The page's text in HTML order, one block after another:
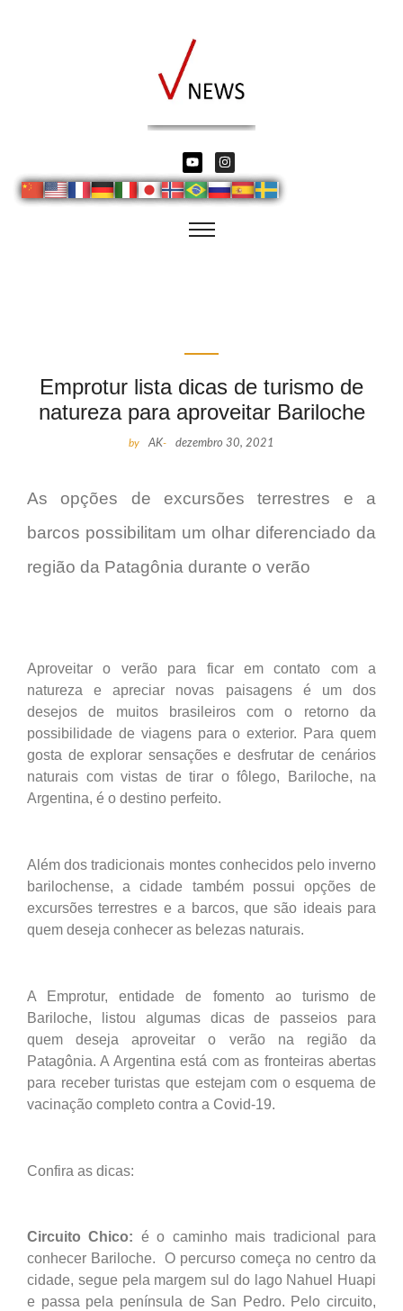
Emprotur lista dicas de turismo de
natureza para aproveitar Bariloche
by AK- dezembro 30, 2021
As opções de excursões terrestres e a
barcos possibilitam um olhar diferenciado da
região da Patagônia durante o verão
Aproveitar o verão para ficar em contato com a
natureza e apreciar novas paisagens é um dos
desejos de muitos brasileiros com o retorno da
possibilidade de viagens para o exterior. Para quem
gosta de explorar sensações e desfrutar de cenários
naturais com vistas de tirar o fôlego, Bariloche, na
Argentina, é o destino perfeito.
Além dos tradicionais montes conhecidos pelo inverno
barilochense, a cidade também possui opções de
excursões terrestres e a barcos, que são ideais para
quem deseja conhecer as belezas naturais.
A Emprotur, entidade de fomento ao turismo de
Bariloche, listou algumas dicas de passeios para
quem deseja aproveitar o verão na região da
Patagônia. A Argentina está com as fronteiras abertas
para receber turistas que estejam com o esquema de
vacinação completo contra a Covid-19.
Confira as dicas:
Circuito Chico: é o caminho mais tradicional para
conhecer Bariloche. O percurso começa no centro da
cidade, segue pela margem sul do lago Nahuel Huapi
e passa pela península de San Pedro. Pelo circuito,